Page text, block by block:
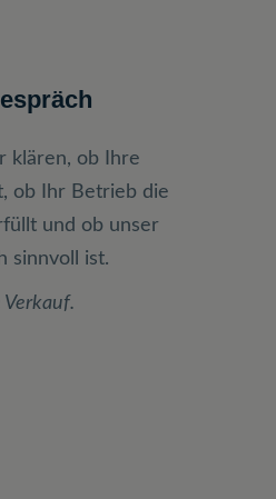
klären, ob Ihre
ob Ihr Betrieb die
und ob unser
sinnvoll ist.